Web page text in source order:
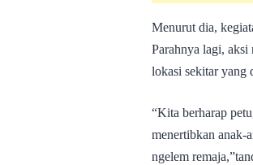
Menurut dia,
Parahnya lagi, aksi
lokasi sekitar yang
“Kita berharap
menertibkan anak-
ngelem